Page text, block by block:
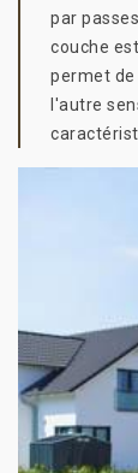
par
couche
permet de
l'autre